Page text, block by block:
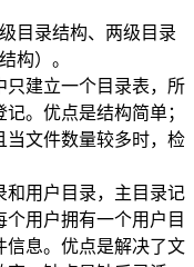
目录结构、两级目录
构）。
只建立一个目录表，所
。优点是结构简单；
当文件数量较多时，检
和用户目录，主目录记
用户拥有一个用户目
信息。优点是解决了文